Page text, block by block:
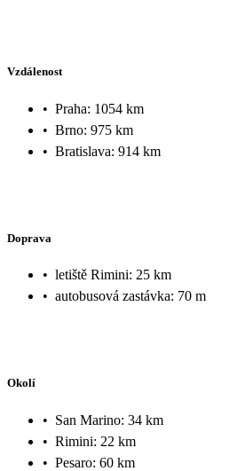
Vzdálenost
• Praha: 1054 km
• Brno: 975 km
• Bratislava: 914 km
Doprava
• letiště Rimini: 25 km
• autobusová zastávka: 70 m
Okolí
• San Marino: 34 km
• Rimini: 22 km
• Pesaro: 60 km